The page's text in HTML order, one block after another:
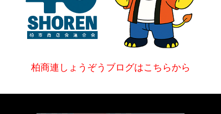
柏商連しょうぞうブログはこちらから